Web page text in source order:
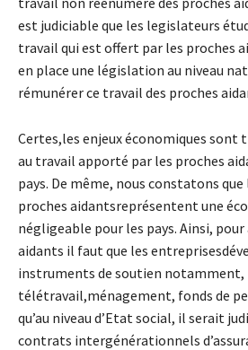
est judiciable que les legislateurs
travail qui est offert par les proches
en place une législation au niveau
rémunérer ce travail des proches
Certes,les enjeux économiques
au travail apporté par les proches
pays. De même, nous constatons
proches aidantsreprésentent une
négligeable pour les pays. Ainsi,
aidants il faut que les
instruments de soutien notamment,
télétravail,ménagement, fonds de
qu’au niveau d’Etat social, il serait
contrats intergénérationnels